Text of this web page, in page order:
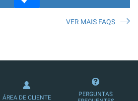
VER MAIS FAQS
ÁREA DE CLIENTE
PERGUNTAS